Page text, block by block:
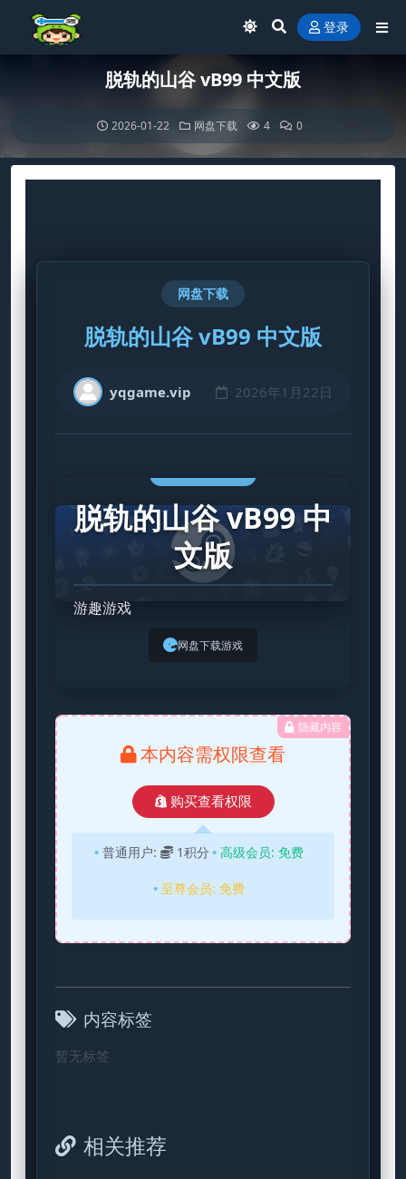
登录
脱轨的山谷 vB99 中文版
2026-01-22 网盘下载 4 0
网盘下载
脱轨的山谷 vB99 中文版
yqgame.vip 2026年1月22日
脱轨的山谷 vB99 中
文版
游趣游戏
网盘下载游戏
隐藏内容
本内容需权限查看
购买查看权限
普通用户: 1积分 高级会员: 免费
至尊会员: 免费
内容标签
暂无标签
相关推荐